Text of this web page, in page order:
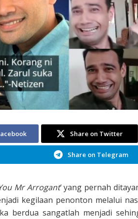
Share on Twitter
Share on Telegram
Mr Arrogant‘ yang pernah
kegilaan penonton melalui
berdua sangatlah menjadi